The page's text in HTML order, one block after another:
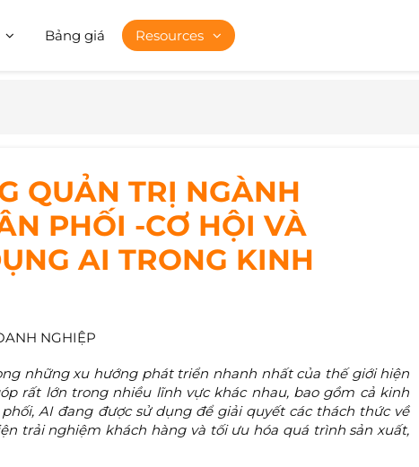
Bảng giá Resources
QUẢN TRỊ NGÀNH
PHỐI -CƠ HỘI VÀ
AI TRONG KINH
NGHIỆP
những xu hướng phát triển nhanh nhất của thế giới hiện
rất lớn trong nhiều lĩnh vực khác nhau, bao gồm cả kinh
AI đang được sử dụng để giải quyết các thách thức về
trải nghiệm khách hàng và tối ưu hóa quá trình sản xuất,